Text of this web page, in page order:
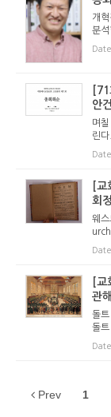
개
분
마
를
Date
[71
안
며
린
식
어
Date
[교
회
웨
원)
Date
[교
관해
돌트
돌
까
혁
Date
Prev 1